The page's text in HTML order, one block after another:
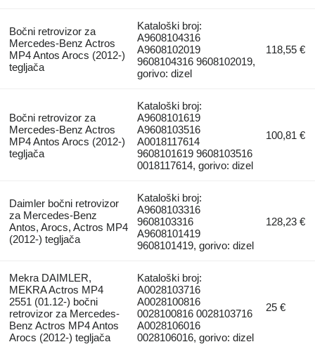
Bočni retrovizor za
Mercedes-Benz Actros
MP4 Antos Arocs (2012-)
tegljača
Kataloški broj:
A9608104316
A9608102019
9608104316 9608102019,
gorivo: dizel
118,55 €
Bočni retrovizor za
Mercedes-Benz Actros
MP4 Antos Arocs (2012-)
tegljača
Kataloški broj:
A9608101619
A9608103516
A0018117614
9608101619 9608103516
0018117614, gorivo: dizel
100,81 €
Daimler bočni retrovizor
za Mercedes-Benz
Antos, Arocs, Actros MP4
(2012-) tegljača
Kataloški broj:
A9608103316
9608103316
A9608101419
9608101419, gorivo: dizel
128,23 €
Mekra DAIMLER,
MEKRA Actros MP4
2551 (01.12-) bočni
retrovizor za Mercedes-
Benz Actros MP4 Antos
Arocs (2012-) tegljača
Kataloški broj:
A0028103716
A0028100816
0028100816 0028103716
A0028106016
0028106016, gorivo: dizel
25 €